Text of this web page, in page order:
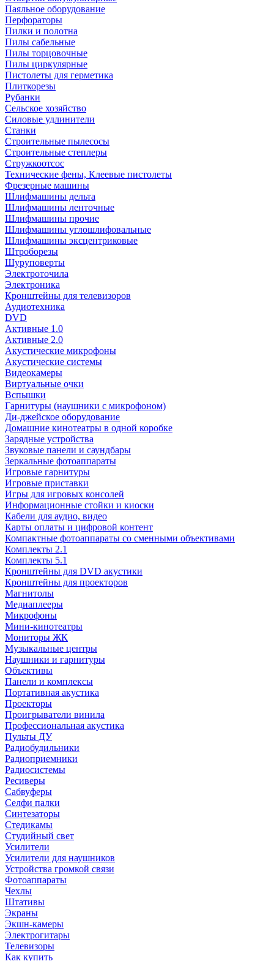
Паяльное оборудование
Перфораторы
Пилки и полотна
Пилы сабельные
Пилы торцовочные
Пилы циркулярные
Пистолеты для герметика
Плиткорезы
Рубанки
Сельское хозяйство
Силовые удлинители
Станки
Строительные пылесосы
Строительные степлеры
Стружкоотсос
Технические фены, Клеевые пистолеты
Фрезерные машины
Шлифмашины дельта
Шлифмашины ленточные
Шлифмашины прочие
Шлифмашины углошлифовальные
Шлифмашины эксцентриковые
Штроборезы
Шуруповерты
Электроточила
Электроника
Кронштейны для телевизоров
Аудиотехника
DVD
Активные 1.0
Активные 2.0
Акустические микрофоны
Акустические системы
Видеокамеры
Виртуальные очки
Вспышки
Гарнитуры (наушники с микрофоном)
Ди-джейское оборудование
Домашние кинотеатры в одной коробке
Зарядные устройства
Звуковые панели и саундбары
Зеркальные фотоаппараты
Игровые гарнитуры
Игровые приставки
Игры для игровых консолей
Информационные стойки и киоски
Кабели для аудио, видео
Карты оплаты и цифровой контент
Компактные фотоаппараты со сменными объективами
Комплекты 2.1
Комплекты 5.1
Кронштейны для DVD акустики
Кронштейны для проекторов
Магнитолы
Медиаплееры
Микрофоны
Мини-кинотеатры
Мониторы ЖК
Музыкальные центры
Наушники и гарнитуры
Объективы
Панели и комплексы
Портативная акустика
Проекторы
Проигрыватели винила
Профессиональная акустика
Пульты ДУ
Радиобудильники
Радиоприемники
Радиосистемы
Ресиверы
Сабвуферы
Селфи палки
Синтезаторы
Стедикамы
Студийный свет
Усилители
Усилители для наушников
Устройства громкой связи
Фотоаппараты
Чехлы
Штативы
Экраны
Экшн-камеры
Электрогитары
Телевизоры
Как купить